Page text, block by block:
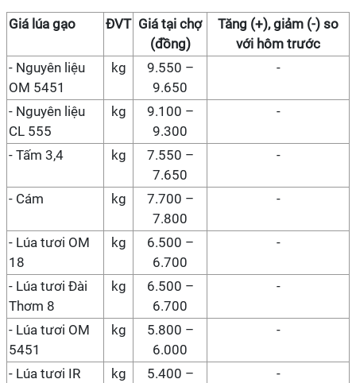
Giá lúa gạo ĐVT Giá tại chợ
(đồng)
Tăng (+), giảm (-) so
với hôm trước
- Nguyên liệu
OM 5451
kg
9.550 –
9.650
-
- Nguyên liệu
CL 555
kg
9.100 –
9.300
-
- Tấm 3,4 kg
7.550 –
7.650
-
- Cám kg
7.700 –
7.800
-
- Lúa tươi OM
18
kg
6.500 –
6.700
-
- Lúa tươi Đài
Thơm 8
kg
6.500 –
6.700
-
- Lúa tươi OM
5451
kg
5.800 –
6.000
-
- Lúa tươi IR
kg
5.400 –
-